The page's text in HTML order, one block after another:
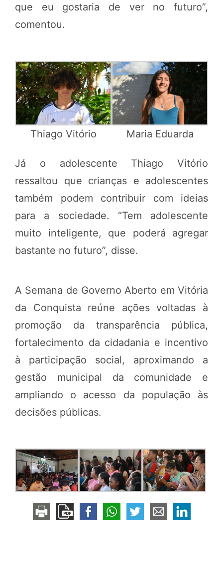
que eu gostaria de ver no futuro”,
comentou.
Thiago Vitório Maria Eduarda
Já o adolescente Thiago Vitório
ressaltou que crianças e adolescentes
também podem contribuir com ideias
para a sociedade. “Tem adolescente
muito inteligente, que poderá agregar
bastante no futuro”, disse.
A Semana de Governo Aberto em Vitória
da Conquista reúne ações voltadas à
promoção da transparência pública,
fortalecimento da cidadania e incentivo
à participação social, aproximando a
gestão municipal da comunidade e
ampliando o acesso da população às
decisões públicas.